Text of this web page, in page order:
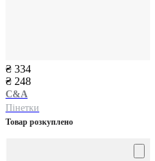
₴ 334
₴ 248
C&A
Пінетки
Товар розкуплено